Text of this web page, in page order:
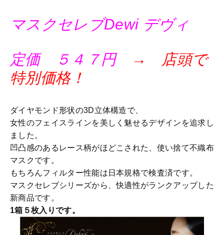
マスクセレブDewi デヴィ
定価 ５４７円
→ 店頭で
特別価格！
ダイヤモンド形状の3D立体構造で、
女性のフェイスラインを美しく魅せるデザインを追求し
ました。
凹凸感のあるレース柄がほどこされた、使い捨て不織布
マスクです。
もちろんフィルター性能は日本規格で検査済です。
マスクセレブシリーズから、快適性がランクアップした
新商品です。
1箱５枚入りです。